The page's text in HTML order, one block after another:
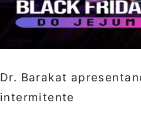
Dr. Barakat
intermitente